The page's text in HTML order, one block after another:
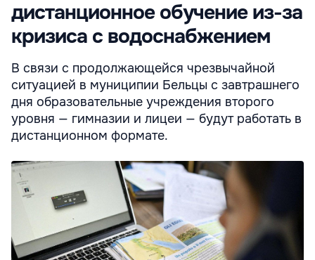
дистанционное обучение из-за
кризиса с водоснабжением
В связи с продолжающейся чрезвычайной
ситуацией в муниципии Бельцы с завтрашнего
дня образовательные учреждения второго
уровня — гимназии и лицеи — будут работать в
дистанционном формате.